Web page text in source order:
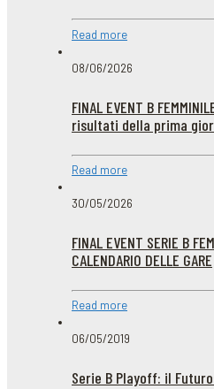
Read more
08/06/2026
FINAL EVENT B
risultati della prima
Read more
30/05/2026
FINAL EVENT SERIE B
CALENDARIO DELLE GARE
Read more
06/05/2019
Serie B Playoff: il